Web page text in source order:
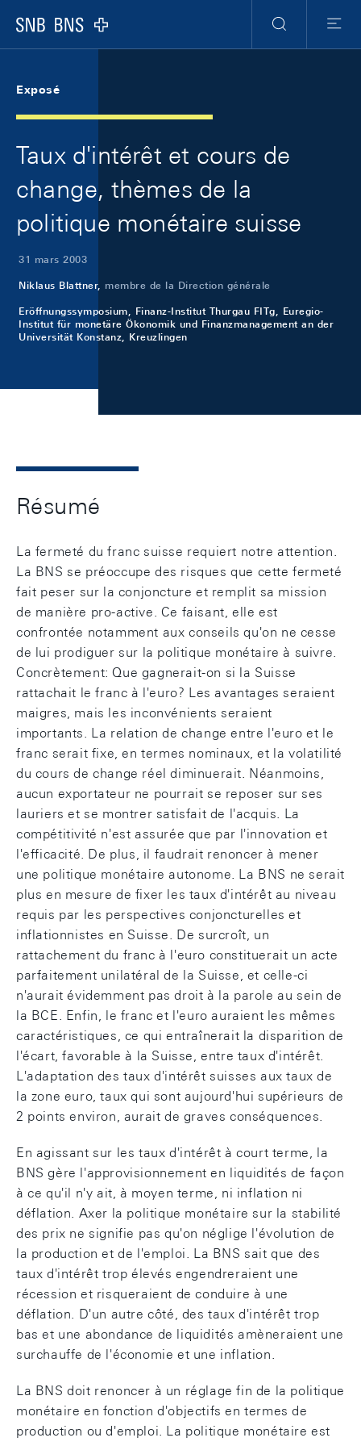
Logo
RechercheMenu
Exposé
Taux d'intérêt et cours de
change, thèmes de la
politique monétaire suisse
31 mars 2003
Niklaus Blattner, membre de la Direction générale
Eröffnungssymposium, Finanz-Institut Thurgau FITg, Euregio-
Institut für monetäre Ökonomik und Finanzmanagement an der
Universität Konstanz, Kreuzlingen
Résumé
La fermeté du franc suisse requiert notre attention.
La BNS se préoccupe des risques que cette fermeté
fait peser sur la conjoncture et remplit sa mission
de manière pro-active. Ce faisant, elle est
confrontée notamment aux conseils qu'on ne cesse
de lui prodiguer sur la politique monétaire à suivre.
Concrètement: Que gagnerait-on si la Suisse
rattachait le franc à l'euro? Les avantages seraient
maigres, mais les inconvénients seraient
importants. La relation de change entre l'euro et le
franc serait fixe, en termes nominaux, et la volatilité
du cours de change réel diminuerait. Néanmoins,
aucun exportateur ne pourrait se reposer sur ses
lauriers et se montrer satisfait de l'acquis. La
compétitivité n'est assurée que par l'innovation et
l'efficacité. De plus, il faudrait renoncer à mener
une politique monétaire autonome. La BNS ne serait
plus en mesure de fixer les taux d'intérêt au niveau
requis par les perspectives conjoncturelles et
inflationnistes en Suisse. De surcroît, un
rattachement du franc à l'euro constituerait un acte
parfaitement unilatéral de la Suisse, et celle-ci
n'aurait évidemment pas droit à la parole au sein de
la BCE. Enfin, le franc et l'euro auraient les mêmes
caractéristiques, ce qui entraînerait la disparition de
l'écart, favorable à la Suisse, entre taux d'intérêt.
L'adaptation des taux d'intérêt suisses aux taux de
la zone euro, taux qui sont aujourd'hui supérieurs de
2 points environ, aurait de graves conséquences.
En agissant sur les taux d'intérêt à court terme, la
BNS gère l'approvisionnement en liquidités de façon
à ce qu'il n'y ait, à moyen terme, ni inflation ni
déflation. Axer la politique monétaire sur la stabilité
des prix ne signifie pas qu'on néglige l'évolution de
la production et de l'emploi. La BNS sait que des
taux d'intérêt trop élevés engendreraient une
récession et risqueraient de conduire à une
déflation. D'un autre côté, des taux d'intérêt trop
bas et une abondance de liquidités amèneraient une
surchauffe de l'économie et une inflation.
La BNS doit renoncer à un réglage fin de la politique
monétaire en fonction d'objectifs en termes de
production ou d'emploi. La politique monétaire est